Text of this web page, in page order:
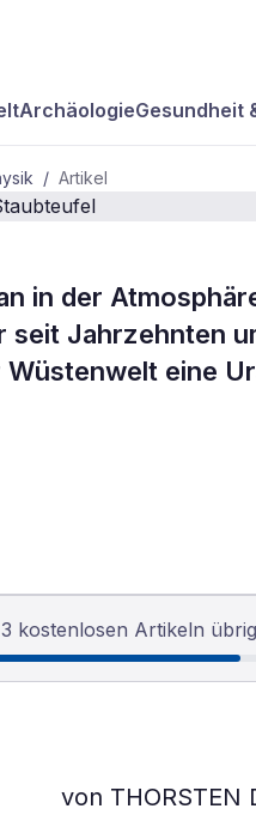
ArchäologieGesundheit
/ Artikel
& PHYSIK
in der
seit Jahrzehnten
eine
kostenlosen Artikeln übrig
von THORSTEN